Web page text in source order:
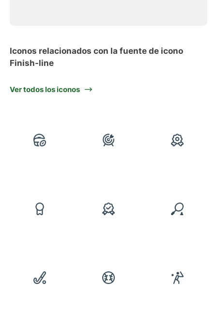
Iconos relacionados con la fuente de icono
Finish-line
Ver todos los iconos